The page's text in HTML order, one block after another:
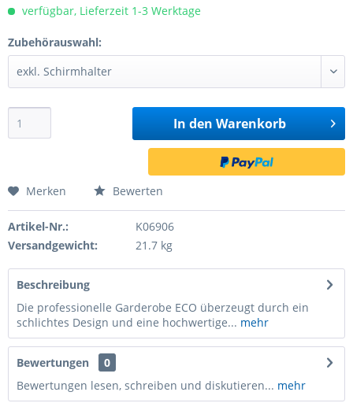
verfügbar, Lieferzeit 1-3 Werktage
Zubehörauswahl:
In den Warenkorb
Merken Bewerten
Artikel-Nr.:
K06906
Versandgewicht:
21.7 kg
Beschreibung
Die professionelle Garderobe ECO überzeugt durch ein
schlichtes Design und eine hochwertige... mehr
Bewertungen
0
Bewertungen lesen, schreiben und diskutieren... mehr